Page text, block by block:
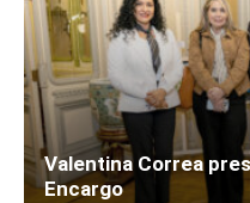
Valentina Correa
Encargo